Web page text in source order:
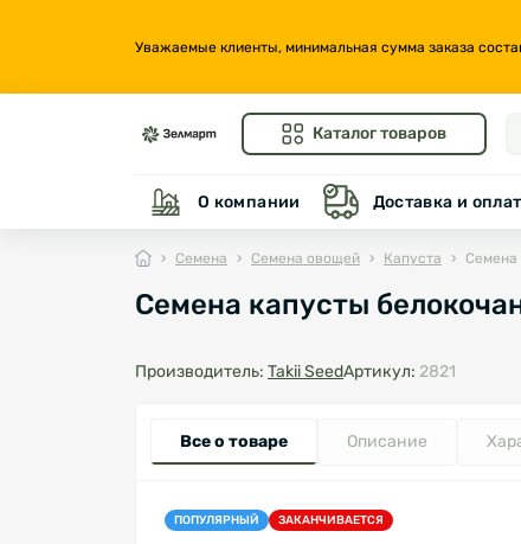
Уважаемые клиенты, минимальная сумма заказа
Каталог товаров
О компании Доставка и
Семена Семена овощей Капуста Семена
Семена капусты
Производитель: Takii SeedАртикул: 2821
Все о товаре Описание
ПОПУЛЯРНЫЙ ЗАКАНЧИВАЕТСЯ